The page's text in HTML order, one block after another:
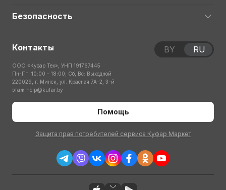
Безопасность
Контакты
ООО «Куфар Тех», УНП 191767445
Пн-Пт: 10:00 – 18:00; Сб, Вс: Выходной
220029, г. Минск, ул. Красная 7А-2, 3-й
этаж help@kufar.by
Помощь
Защита прав потребителей сервиса Куфар Маркет
BY RU